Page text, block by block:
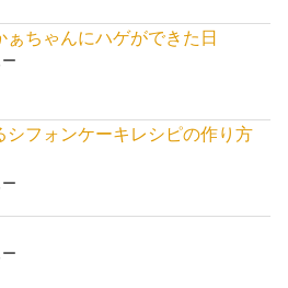
ぁちゃんにハゲができた日
シフォンケーキレシピの作り方